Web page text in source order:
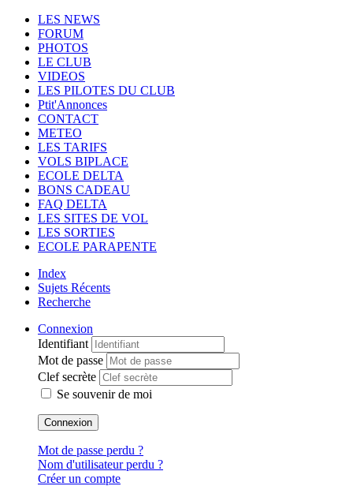
LES NEWS
FORUM
PHOTOS
LE CLUB
VIDEOS
LES PILOTES DU CLUB
Ptit'Annonces
CONTACT
METEO
LES TARIFS
VOLS BIPLACE
ECOLE DELTA
BONS CADEAU
FAQ DELTA
LES SITES DE VOL
LES SORTIES
ECOLE PARAPENTE
Index
Sujets Récents
Recherche
Connexion
Identifiant
Mot de passe
Clef secrète
Se souvenir de moi
Connexion
Mot de passe perdu ?
Nom d'utilisateur perdu ?
Créer un compte